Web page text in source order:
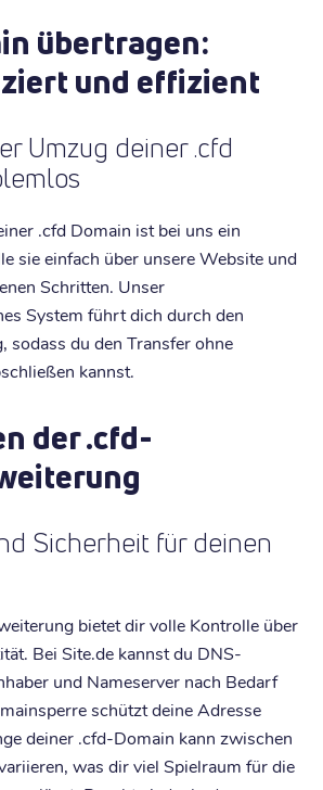
übertragen:
und effizient
Umzug deiner .cfd
.cfd Domain ist bei uns ein
sie einfach über unsere Website und
Schritten. Unser
System führt dich durch den
sodass du den Transfer ohne
kannst.
der .cfd-
Sicherheit für deinen
bietet dir volle Kontrolle über
Bei Site.de kannst du DNS-
und Nameserver nach Bedarf
schützt deine Adresse
deiner .cfd-Domain kann zwischen
was dir viel Spielraum für die